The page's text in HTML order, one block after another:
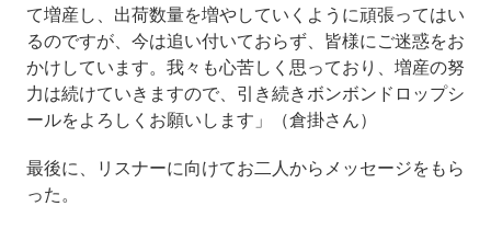
て増産し、出荷数量を増やしていくように頑張ってはい
るのですが、今は追い付いておらず、皆様にご迷惑をお
かけしています。我々も心苦しく思っており、増産の努
力は続けていきますので、引き続きボンボンドロップシ
ールをよろしくお願いします」（倉掛さん）
最後に、リスナーに向けてお二人からメッセージをもら
った。